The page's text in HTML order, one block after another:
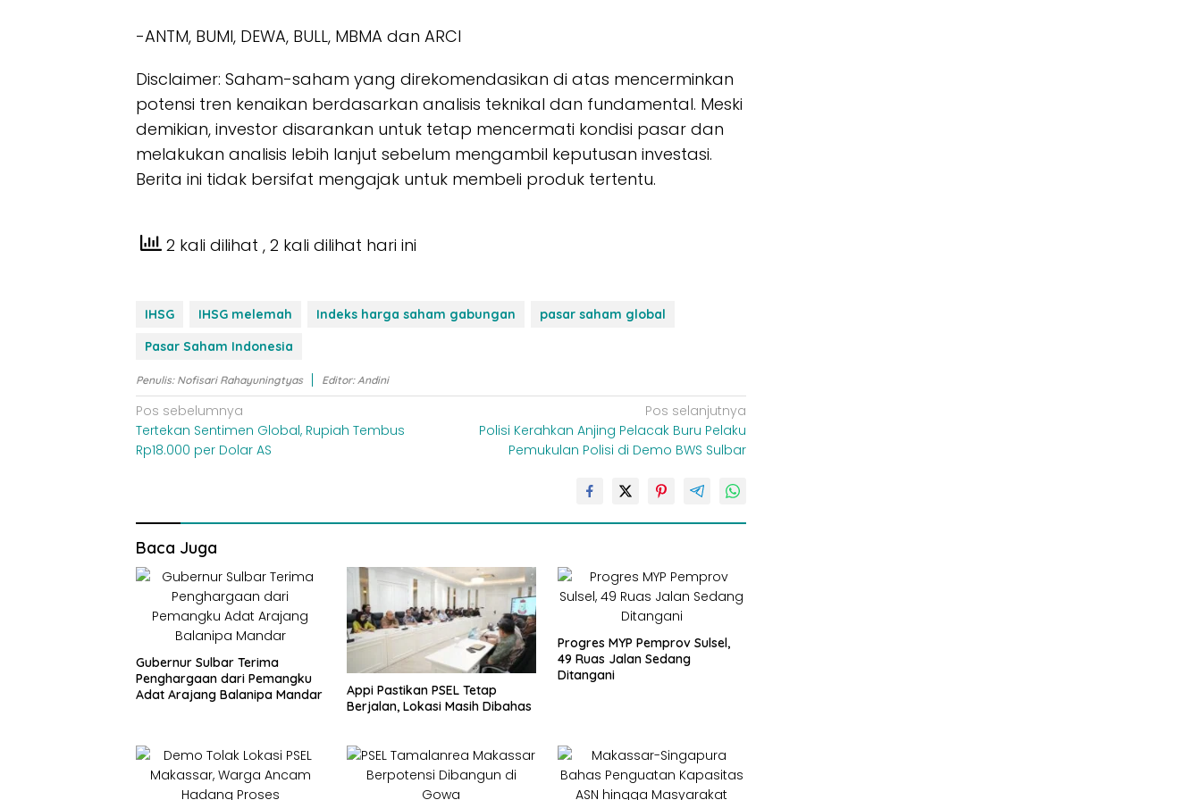
-ANTM, BUMI, DEWA, BULL, MBMA dan ARCI
Disclaimer: Saham-saham yang direkomendasikan di atas mencerminkan
potensi tren kenaikan berdasarkan analisis teknikal dan fundamental. Meski
demikian, investor disarankan untuk tetap mencermati kondisi pasar dan
melakukan analisis lebih lanjut sebelum mengambil keputusan investasi.
Berita ini tidak bersifat mengajak untuk membeli produk tertentu.
2 kali dilihat , 2 kali dilihat hari ini
IHSG IHSG melemah Indeks harga saham gabungan
pasar saham global
Pasar Saham Indonesia
Penulis: Nofisari Rahayuningtyas Editor: Andini
Navigasi
pos
Pos sebelumnya
Tertekan Sentimen Global, Rupiah Tembus
Rp18.000 per Dolar AS
Pos selanjutnya
Polisi Kerahkan Anjing Pelacak Buru Pelaku
Pemukulan Polisi di Demo BWS Sulbar
Baca Juga
Gubernur Sulbar Terima
Penghargaan dari Pemangku
Adat Arajang Balanipa Mandar
Appi Pastikan PSEL Tetap
Berjalan, Lokasi Masih Dibahas
Progres MYP Pemprov Sulsel,
49 Ruas Jalan Sedang
Ditangani